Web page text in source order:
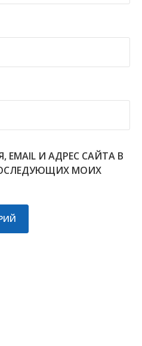
И АДРЕС САЙТА В
МОИХ